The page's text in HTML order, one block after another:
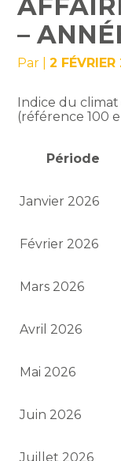
–
Par |2
Indice du climat
(référence 100
Période
Janvier 2026
Février 2026
Mars 2026
Avril 2026
Mai 2026
Juin 2026
Juillet 2026